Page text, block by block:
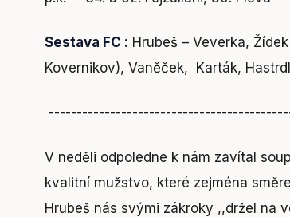
Sestava FC : Hrubeš – Veverka,
Kovernikov), Vaněček, Karták,
V neděli odpoledne k nám zavítal
kvalitní mužstvo, které zejména
Hrubeš nás svými zákroky ,,držel na